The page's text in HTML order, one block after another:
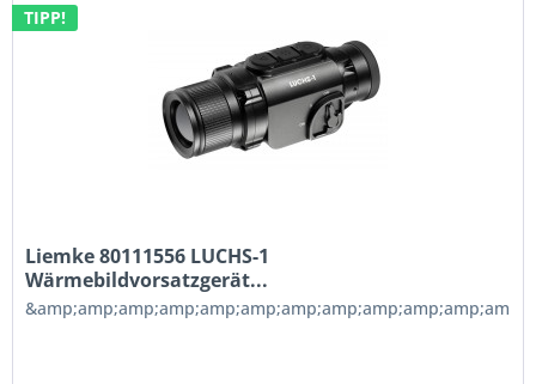
TIPP!
Liemke 80111556 LUCHS-1
Wärmebildvorsatzgerät...